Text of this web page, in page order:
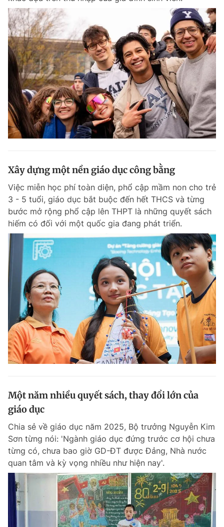
Xây dựng một nền giáo dục công bằng
Việc miễn học phí toàn diện, phổ cập mầm non cho trẻ
3 - 5 tuổi, giáo dục bắt buộc đến hết THCS và từng
bước mở rộng phổ cập lên THPT là những quyết sách
hiếm có đối với một quốc gia đang phát triển.
Một năm nhiều quyết sách, thay đổi lớn của
giáo dục
Chia sẻ về giáo dục năm 2025, Bộ trưởng Nguyễn Kim
Sơn từng nói: 'Ngành giáo dục đứng trước cơ hội chưa
từng có, chưa bao giờ GD-ĐT được Đảng, Nhà nước
quan tâm và kỳ vọng nhiều như hiện nay'.